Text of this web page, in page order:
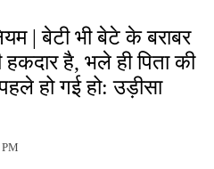
| बेटी भी बेटे के बराबर
है, भले ही पिता की
हो गई हो: उड़ीसा